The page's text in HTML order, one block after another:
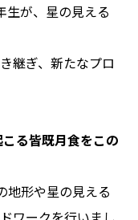
生が、星の見える
継ぎ、新たなプロ
る皆既月食をこの
地形や星の見える